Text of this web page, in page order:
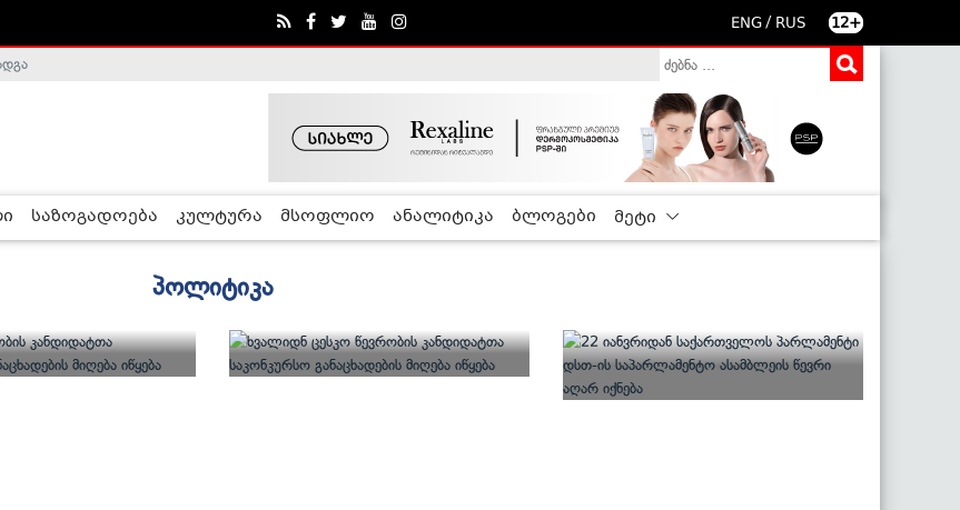
ENG / RUS 12+
საზოგადოება კულტურა მსოფლიო ანალიტიკა ბლოგები მეტი
პოლიტიკა